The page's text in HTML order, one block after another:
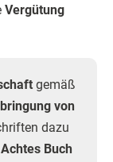
Vergütung
gemäß
von
dazu
Buch